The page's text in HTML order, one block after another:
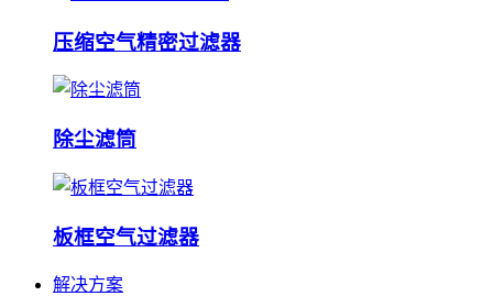
压缩空气精密过滤器
除尘滤筒
板框空气过滤器
解决方案